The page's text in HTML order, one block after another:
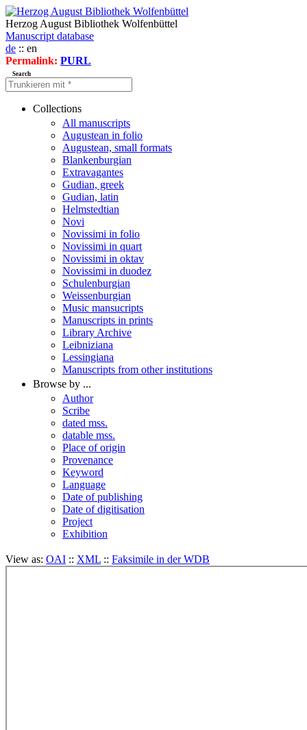
Herzog August Bibliothek Wolfenbüttel
Manuscript database
de :: en
Permalink: PURL
Search
Collections
All manuscripts
Augustean in folio
Augustean, small formats
Blankenburgian
Extravagantes
Gudian, greek
Gudian, latin
Helmstedtian
Novi
Novissimi in folio
Novissimi in quart
Novissimi in oktav
Novissimi in duodez
Schulenburgian
Weissenburgian
Music mansucripts
Manuscripts in prints
Library Archive
Leibniziana
Lessingiana
Manuscripts from other institutions
Browse by ...
Author
Scribe
dated mss.
datable mss.
Place of origin
Provenance
Keyword
Language
Date of publishing
Date of digitisation
Project
Exhibition
View as: OAI :: XML :: Faksimile in der WDB